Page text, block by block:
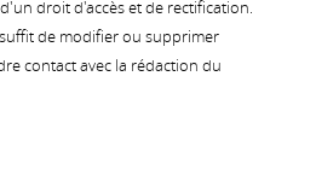
droit d'accès et de rectification.
de modifier ou supprimer
contact avec la rédaction du